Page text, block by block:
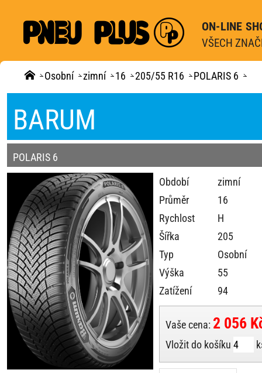
ON-LINE
VŠECH
Osobní zimní 16 205/55 R16 POLARIS 6
BARUM
POLARIS 6
Období
zimní
Průměr
16
Rychlost
H
Šířka
205
Typ
Osobní
Výška
55
Zatížení
94
Vaše cena: 2 056
Vložit do košíku